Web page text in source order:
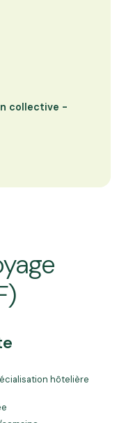
collective -
hôtelière